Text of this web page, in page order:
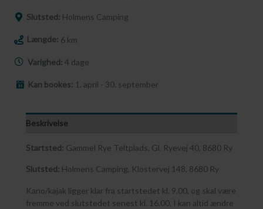
Slutsted: Holmens Camping
Længde: 6 km
Varighed: 4 dage
Kan bookes: 1. april - 30. september
Beskrivelse
Startsted: Gammel Rye Teltplads, Gl. Ryevej 40, 8680 Ry
Slutsted: Holmens Camping, Klostervej 148, 8680 Ry
Kano/kajak ligger klar fra startstedet kl. 9.00, og skal være
fremme ved slutstedet senest kl. 16.00. I kan altid ændre